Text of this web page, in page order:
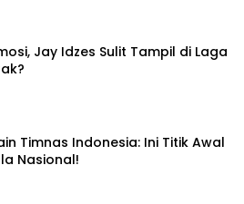
Bojan
yong
Jay Idzes Sulit Tampil di Laga
Timnas Indonesia: Ini Titik Awal
Nasional!